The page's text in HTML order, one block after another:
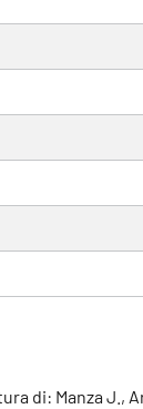
di: Manza J.,